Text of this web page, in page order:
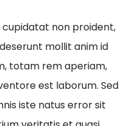
non proident,
mollit anim id
totam rem aperiam,
est laborum. Sed
iste natus error sit